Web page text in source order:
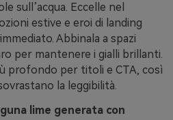
sull’acqua. Eccelle nel
estive e eroi di landing
Abbinala a spazi
per mantenere i gialli brillanti.
profondo per titoli e CTA, così
la leggibilità.
lime generata con